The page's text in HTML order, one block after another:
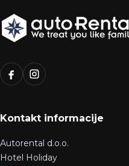
Kontakt informacije
Autorental d.o.o.
Hotel Holiday